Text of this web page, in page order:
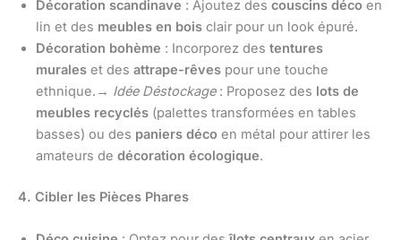
Décoration scandinave : Ajoutez des couscins déco en
lin et des meubles en bois clair pour un look épuré.
Décoration bohème : Incorporez des tentures
murales et des attrape-rêves pour une touche
ethnique.→ Idée Déstockage: Proposez des lots de
meubles recyclés (palettes transformées en tables
basses) ou des paniers déco en métal pour attirer les
amateurs de décoration écologique.
4. Cibler les Pièces Phares